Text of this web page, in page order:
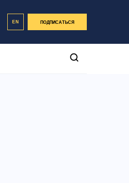
EN ПОДПИСАТЬСЯ